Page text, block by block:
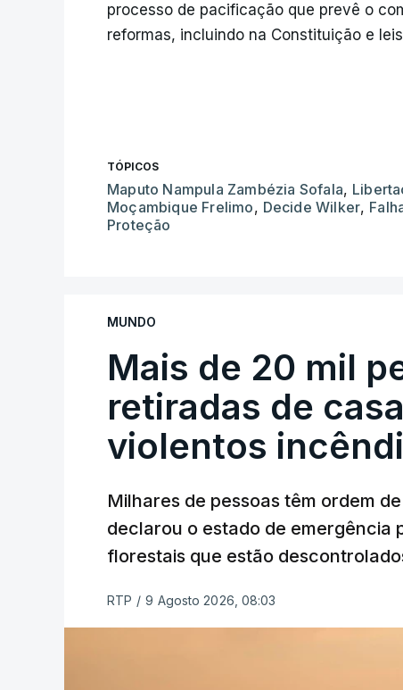
processo de pacificação que prevê o
reformas, incluindo na Constituição e
TÓPICOS
Maputo Nampula Zambézia Sofala,
Moçambique Frelimo, Decide Wilker,
Proteção
MUNDO
Mais de 20 mil
retiradas de
violentos
Milhares de pessoas têm ordem
declarou o estado de emergência
florestais que estão
RTP / 9 Agosto 2026, 08:03